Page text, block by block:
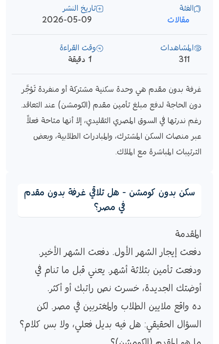
الفئة
مقالات
تاريخ النشر
2026-05-09
المشاهدات
311
وقت القراءة
1 دقيقة
غرفة بدون مقدم هي وحدة سكنية مشتركة أو منفردة تُؤجَّر
الترتيبات المباشرة مع الملاك.
سكن بدون كومشن - هل تلاقي غرفة بدون مقدم
في مصر؟
المقدمة
دفعت إيجار الشهر الأول. دفعت الشهر الأخير.
ودفعت تأمين بثلاثة أشهر. يعني قبل ما تنام في
أوضتك الجديدة، خسرت نص راتبك أو أكثر.
ده واقع ملايين الطلاب والمغتربين في مصر. لكن
السؤال الحقيقي: هل فيه بديل فعلي، ولا بس كلام؟